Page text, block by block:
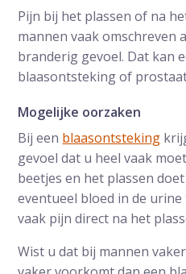
Pijn bij het plassen of na
mannen vaak omschreven
branderig gevoel. Dat kan
blaasontsteking of
Mogelijke oorzaken
Bij een blaasontsteking
gevoel dat u heel vaak
beetjes en het plassen
eventueel bloed in de
vaak pijn direct na het
Wist u dat bij mannen